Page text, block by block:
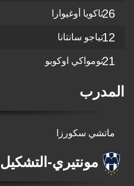
26تاكويا أوغيوارا
12تياجو سانتانا
21تومواكي اوكوبو
المدرب
ماتشي سكورزا
مونتيري- التشكيل